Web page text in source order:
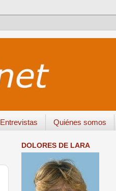
Entrevistas Quiénes somos
DOLORES DE LARA